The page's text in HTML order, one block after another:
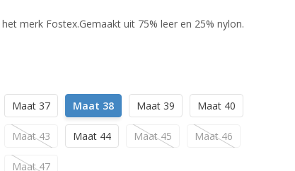
merk Fostex.Gemaakt uit 75% leer en 25% nylon.
Maat 37 Maat 38 Maat 39 Maat 40
Maat 43 Maat 44 Maat 45 Maat 46
Maat 47